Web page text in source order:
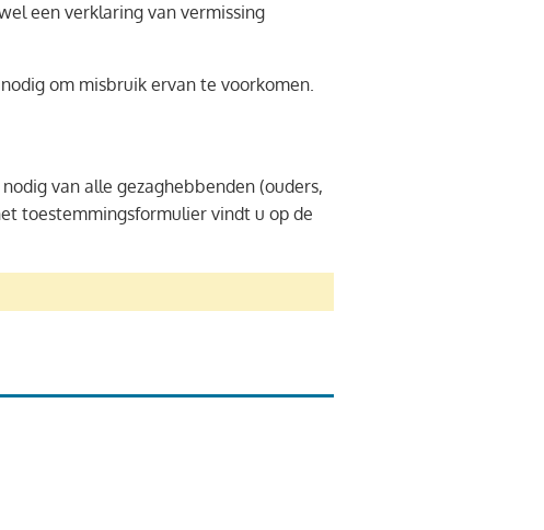
een verklaring van vermissing
om misbruik ervan te voorkomen.
van alle gezaghebbenden (ouders,
toestemmingsformulier vindt u op de